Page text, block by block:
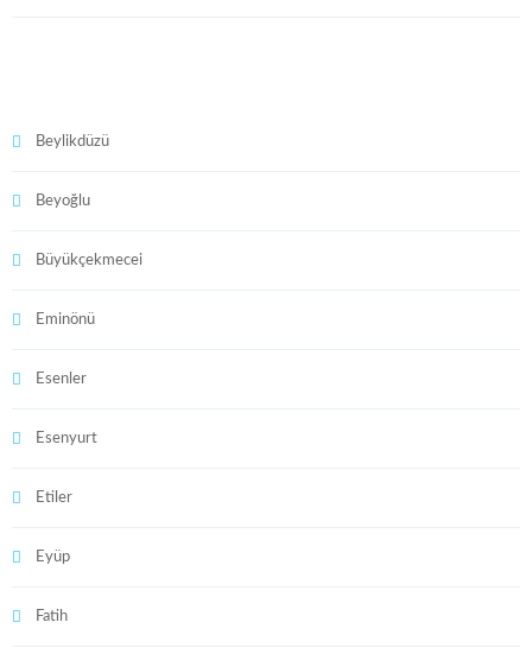
Beylikdüzü
Beyoğlu
Büyükçekmecei
Eminönü
Esenler
Esenyurt
Etiler
Eyüp
Fatih